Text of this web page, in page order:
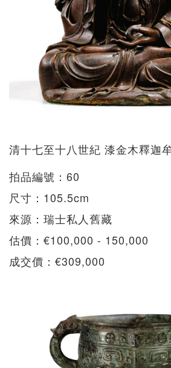
清十七至十八世紀 漆金木釋迦
拍品編號：60
尺寸：105.5cm
來源：瑞士私人舊藏
估價：€100,000 - 150,000
成交價：€309,000